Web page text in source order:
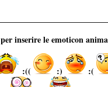
inserire le emoticon
:(( :) :(